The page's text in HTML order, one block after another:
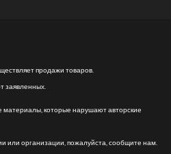
продажи товаров.
заявленных.
которые нарушают авторские
организации, пожалуйста, сообщите нам.